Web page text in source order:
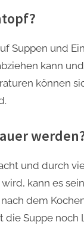
Suppen und
kann
können
und durch
kann es
dem
die Suppe